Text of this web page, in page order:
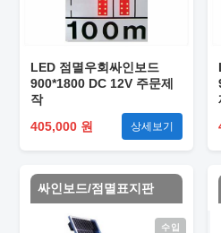
LED 점멸우회싸인보드
900*1800 DC 12V 주문제
작
405,000 원
상세보기
싸인보드/점멸표지판
수입